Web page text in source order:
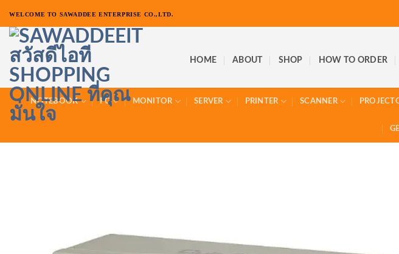
ยัง
เนื้อหา
WELCOME TO SAWADDEE ENTERPRISE CO.,LTD.
HOME ABOUT SHOP HOW TO ORDER
NOTEBOOK PC MONITOR SERVER PRINTER SCANNER